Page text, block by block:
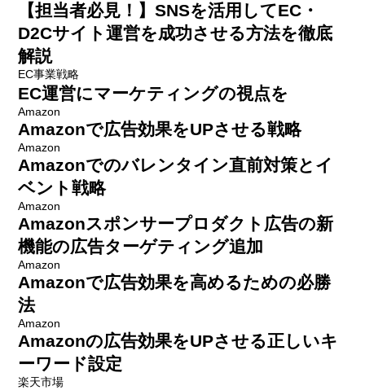
【担当者必見！】SNSを活用してEC・
D2Cサイト運営を成功させる方法を徹底
解説
EC事業戦略
EC運営にマーケティングの視点を
Amazon
Amazonで広告効果をUPさせる戦略
Amazon
Amazonでのバレンタイン直前対策とイ
ベント戦略
Amazon
Amazonスポンサープロダクト広告の新
機能の広告ターゲティング追加
Amazon
Amazonで広告効果を高めるための必勝
法
Amazon
Amazonの広告効果をUPさせる正しいキ
ーワード設定
楽天市場